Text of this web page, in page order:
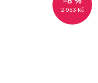
2 953 Kč